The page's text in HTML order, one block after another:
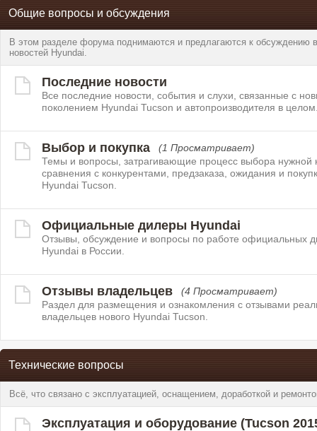
Общие вопросы и обсуждения
В этом разделе форума поднимаются и предлагаются к обсуждению
новостей Hyundai.
Последние новости
Все последние новости, события и слухи, связанные с
поколением Hyundai Tucson и автопроизводителя в
Выбор и покупка
(1 Просматривает)
Темы и вопросы, затрагивающие процесс выбора нужной
сравнения с конкурентами, предзаказа, ожидания и
Hyundai Tucson.
Официальные дилеры Hyundai
Отзывы, обсуждение и вопросы по работе официальных
Hyundai в России.
Отзывы владельцев
(4 Просматривает)
Раздел для размещения и ознакомления с отзывами
владельцев нового Hyundai Tucson.
Технические вопросы
Всё, что связано с эксплуатацией, оснащением, доработкой и
Эксплуатация и оборудование (Tucson